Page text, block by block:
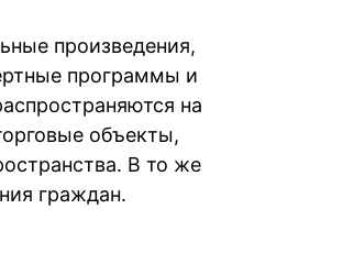
произведения,
программы и
на
объекты,
В то же
граждан.